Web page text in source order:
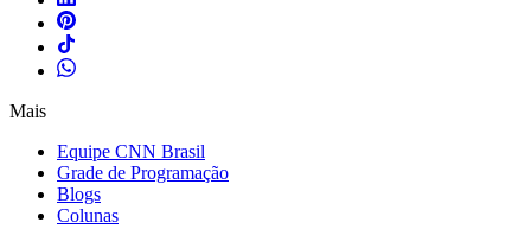
Mais
Equipe CNN Brasil
Grade de Programação
Blogs
Colunas